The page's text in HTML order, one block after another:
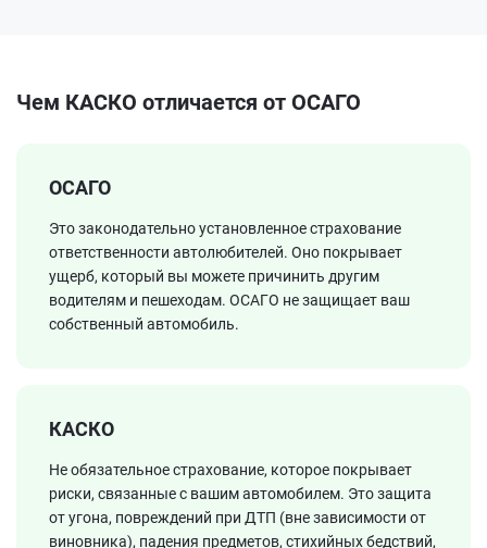
Чем КАСКО отличается от ОСАГО
ОСАГО
Это законодательно установленное страхование
ответственности автолюбителей. Оно покрывает
ущерб, который вы можете причинить другим
водителям и пешеходам. ОСАГО не защищает ваш
собственный автомобиль.
КАСКО
Не обязательное страхование, которое покрывает
риски, связанные с вашим автомобилем. Это защита
от угона, повреждений при ДТП (вне зависимости от
виновника), падения предметов, стихийных бедствий,